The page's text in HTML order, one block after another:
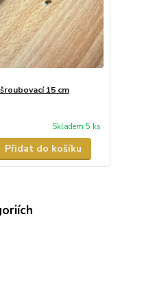
15 cm
Skladem 5 ks
Přidat do košíku